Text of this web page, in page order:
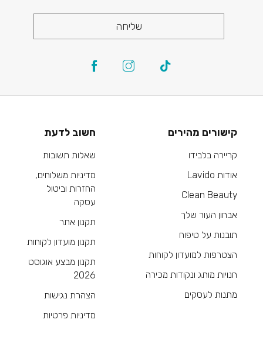
שליחה
קישורים מהירים
קריירה בלבידו
אודות Lavido
Clean Beauty
אבחון העור שלך
תובנות על טיפוח
הצטרפות למועדון לקוחות
חנויות מותג ונקודות מכירה
מתנות לעסקים
חשוב לדעת
שאלות תשובות
מדיניות משלוחים,
החזרות וביטול
עסקה
תקנון אתר
תקנון מועדון לקוחות
תקנון מבצע אוגוסט
2026
הצהרת נגישות
מדיניות פרטיות